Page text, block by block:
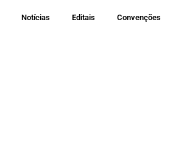
Notícias Editais Convenções